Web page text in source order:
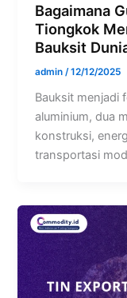
Bagaimana
Tiongkok
Bauksit
admin /12/12/2025
Bauksit menjadi
aluminium, dua
konstruksi,
transportasi